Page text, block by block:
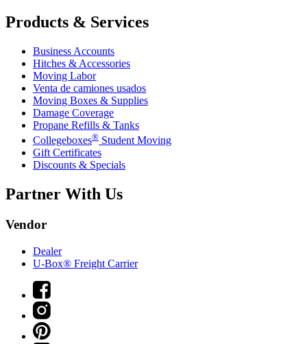
Products & Services
Business Accounts
Hitches & Accessories
Moving Labor
Venta de camiones usados
Moving Boxes & Supplies
Damage Coverage
Propane Refills & Tanks
Collegeboxes® Student Moving
Gift Certificates
Discounts & Specials
Partner With Us
Vendor
Dealer
U-Box® Freight Carrier